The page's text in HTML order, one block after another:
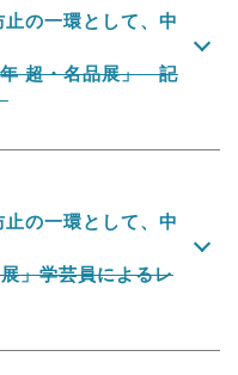
の一環として、中
超・名品展」 記
の一環として、中
」学芸員によるレ